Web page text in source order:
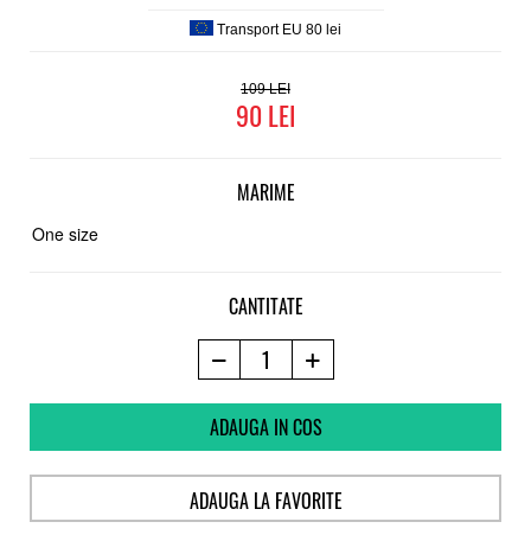
Transport EU 80 lei
109
90
MARIME
One size
CANTITATE
ADAUGA IN COS
ADAUGA LA FAVORITE